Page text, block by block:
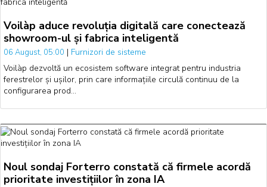
Voilàp aduce revoluția digitală care conectează
showroom-ul și fabrica inteligentă
06 August, 05:00 | Furnizori de sisteme
Voilàp dezvoltă un ecosistem software integrat pentru industria
ferestrelor și ușilor, prin care informațiile circulă continuu de la
configurarea prod…
Noul sondaj Forterro constată că firmele acordă
prioritate investițiilor în zona IA